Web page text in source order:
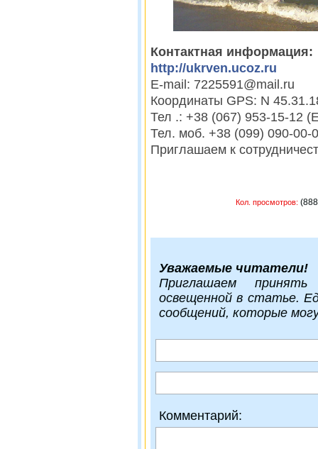
Контактная информация:
http://ukrven.ucoz.ru
E-mail: 7225591@mail.ru
Координаты GPS: N
Тел .: +38 (067) 953-15-12
Тел. моб. +38 (099) 090-00-
Приглашаем к
Кол. просмотров:
Уважаемые читатели!
Приглашаем
освещенной в статье.
сообщений, которые
Комментарий: